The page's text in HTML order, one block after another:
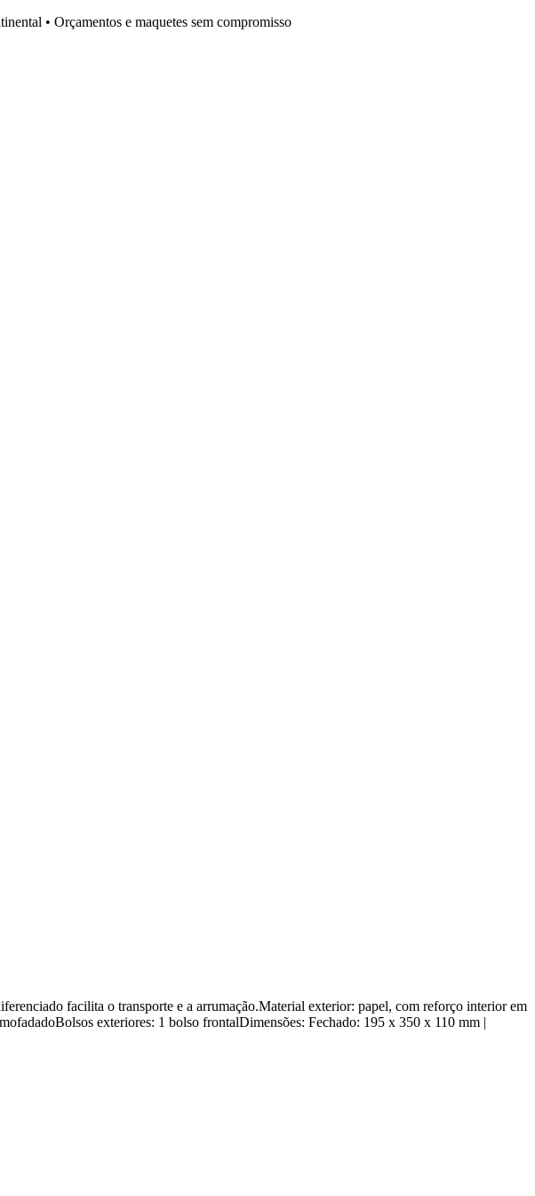
• Orçamentos e maquetes sem compromisso
facilita o transporte e a arrumação.Material exterior: papel, com reforço interior em
exteriores: 1 bolso frontalDimensões: Fechado: 195 x 350 x 110 mm |